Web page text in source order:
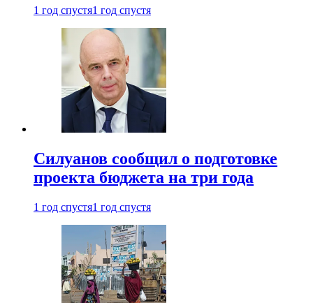
1 год спустя1 год спустя
Силуанов сообщил о подготовке
проекта бюджета на три года
1 год спустя1 год спустя